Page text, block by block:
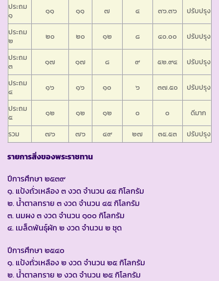
ประถม
๑
๑๑ ๑๑ ๗ ๔ ๓๖.๓๖
ปรับปรุง
ประถม
๒
๒๐ ๒๐ ๑๒ ๘ ๔๐.๐๐
ปรับปรุง
ประถม
๓
๑๗ ๑๗ ๘ ๙ ๕๒.๙๔
ปรับปรุง
ประถม
๔
๑๖ ๑๖ ๑๐ ๖ ๓๗.๕๐
ปรับปรุง
ประถม
๕
๑๒ ๑๒ ๑๒ ๐ ๐
ดีมาก
รวม
๗๖ ๗๖ ๔๙ ๒๗ ๓๕.๕๓ ปรับปรุง
รายการสิ่งของพระราชทาน
ปีการศึกษา ๒๕๓๙
๑. แป้งถั่วเหลือง ๓ งวด จำนวน ๔๕ กิโลกรัม
๒. น้ำตาลทราย ๓ งวด จำนวน ๔๕ กิโลกรัม
๓. นมผง ๓ งวด จำนวน ๑๐๐ กิโลกรัม
๔. เมล็ดพันธุ์ผัก ๒ งวด จำนวน ๒ ชุด
ปีการศึกษา ๒๕๔๐
๑. แป้งถั่วเหลือง ๒ งวด จำนวน ๒๕ กิโลกรัม
๒. น้ำตาลทราย ๒ งวด จำนวน ๒๕ กิโลกรัม